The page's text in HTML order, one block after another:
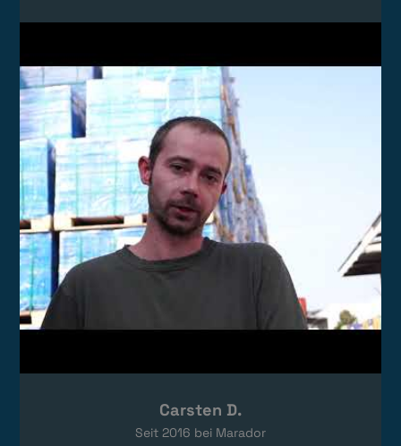
Das Video wird von YouTube eingebettet.
Es gelten die
Datenschutzerklärungen
Carsten D.
Seit 2016 bei Marador